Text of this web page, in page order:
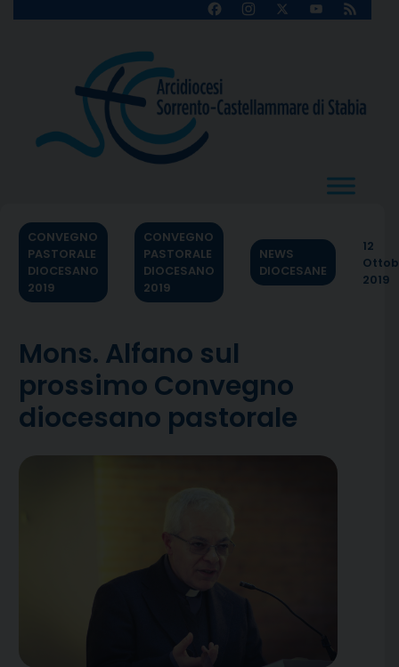
FacebookInstagram
X
YouTube
Feed
CONVEGNO
PASTORALE
DIOCESANO
2019
CONVEGNO
PASTORALE
DIOCESANO
2019
NEWS
DIOCESANE
12
2019
Mons. Alfano sul
prossimo Convegno
diocesano pastorale